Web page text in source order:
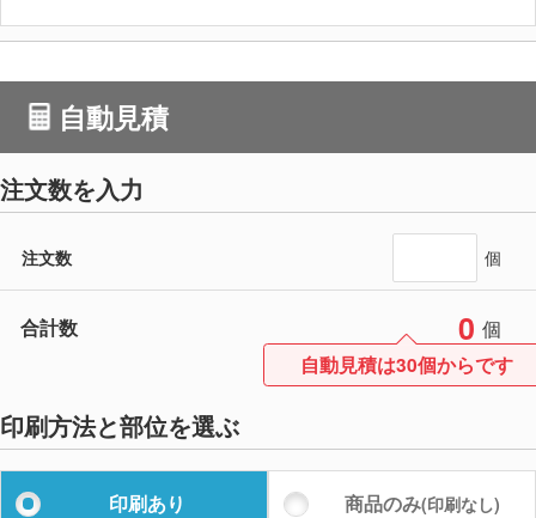
自動見積
注文数を入力
注文数 個
合計数 0 個
自動見積は30個からです
印刷方法と部位を選ぶ
印刷あり 商品のみ(印刷なし)